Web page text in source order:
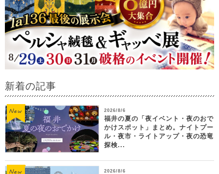
新着の記事
2026/8/6
福井の夏の「夜イベント・夜のおで
かけスポット」まとめ。ナイトプー
ル・夜市・ライトアップ・夜の恐竜
探検...
2026/8/6